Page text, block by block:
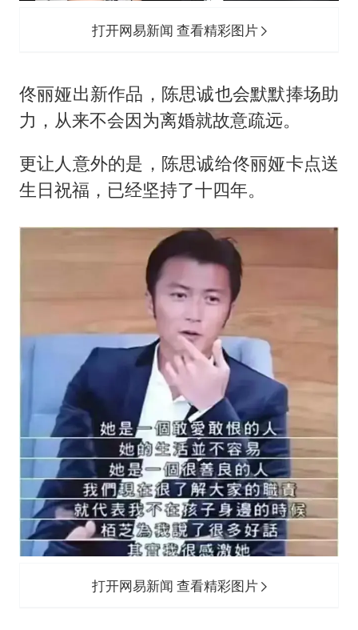
打开网易新闻 查看精彩图片
佟丽娅出新作品，陈思诚也会默默捧场助
力，从来不会因为离婚就故意疏远。
更让人意外的是，陈思诚给佟丽娅卡点送
生日祝福，已经坚持了十四年。
打开网易新闻 查看精彩图片